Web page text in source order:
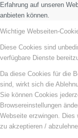
Erfahrung auf unseren
anbieten können.
Wichtige Webseiten-
Diese Cookies sind
verfügbare Dienste
Da diese Cookies für die
sind, wirkt sich die
Sie können Cookies
Browsereinstellungen
Webseite erzwingen. Dies
zu akzeptieren /